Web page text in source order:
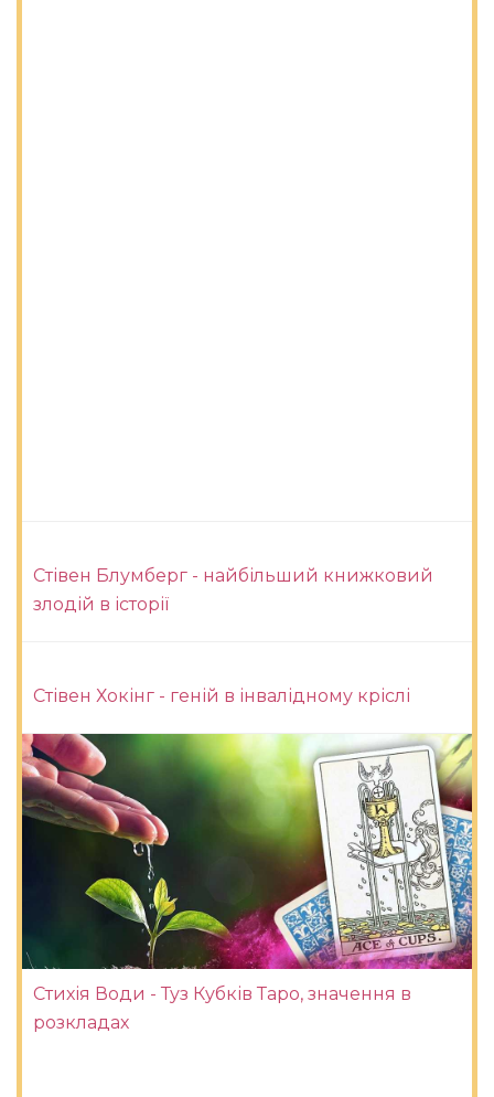
Стівен Блумберг - найбільший книжковий
злодій в історії
Стівен Хокінг - геній в інвалідному кріслі
Стихія Води - Туз Кубків Таро, значення в
розкладах